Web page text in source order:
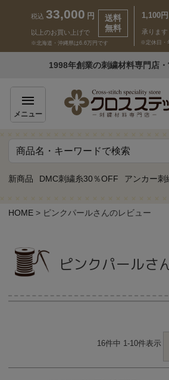
税込 33,000 円
以上のお買い上げで
送料
無料
※北海道・沖縄県は6.6万円です
1,100
承ります
※定休日・
1998年創業の刺繍材料専門店
メニュー
新商品 DMC刺繍糸30％OFF アンカー刺
いらっしゃいませ ゲス
商品一覧
HOME ピンクパールさんのレビュー
ピンクパールさ
16件中 1-10件表示